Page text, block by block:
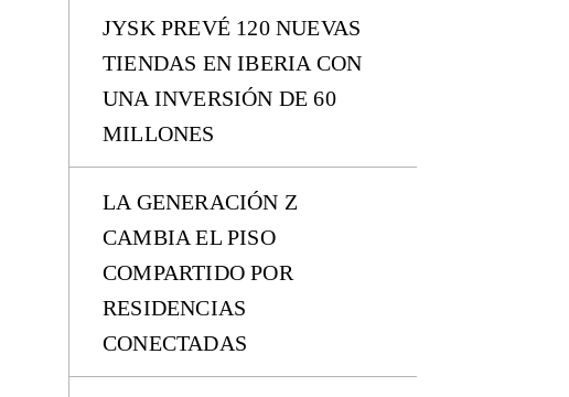
JYSK PREVÉ 120 NUEVAS
TIENDAS EN IBERIA CON
UNA INVERSIÓN DE 60
MILLONES
LA GENERACIÓN Z
CAMBIA EL PISO
COMPARTIDO POR
RESIDENCIAS
CONECTADAS